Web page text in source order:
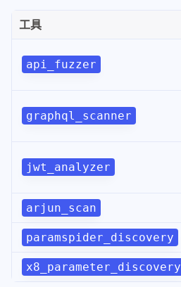
工具
api_fuzzer
graphql_scanner
jwt_analyzer
arjun_scan
paramspider_discovery
x8_parameter_discovery